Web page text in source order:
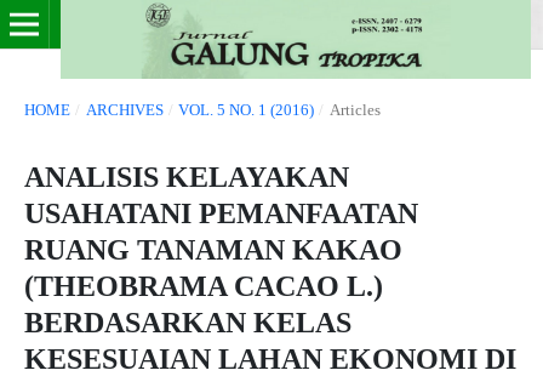
HOME / ARCHIVES / VOL. 5 NO. 1 (2016) / Articles
ANALISIS KELAYAKAN
USAHATANI PEMANFAATAN
RUANG TANAMAN KAKAO
(THEOBRAMA CACAO L.)
BERDASARKAN KELAS
KESESUAIAN LAHAN EKONOMI DI